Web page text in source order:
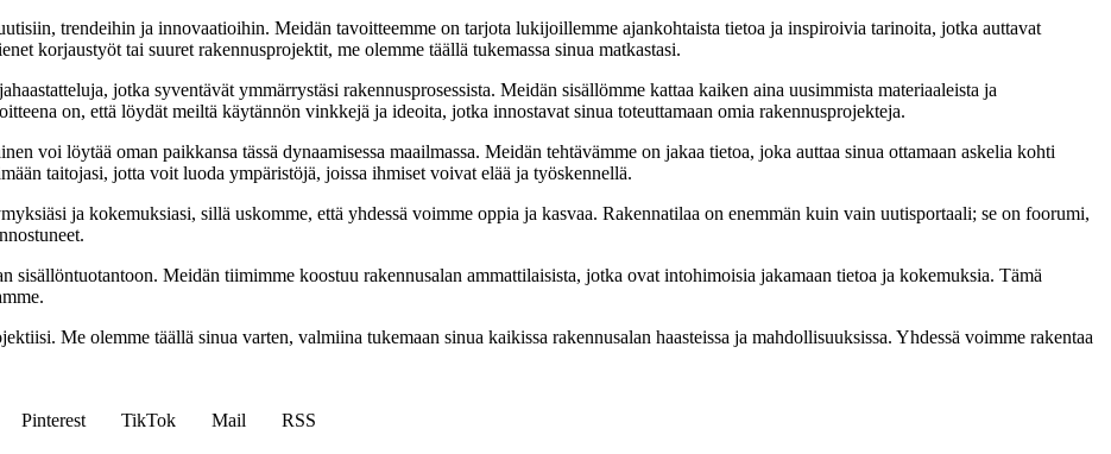
trendeihin ja innovaatioihin. Meidän tavoitteemme on tarjota lukijoillemme ajankohtaista tietoa ja inspiroivia tarinoita, jotka auttavat
korjaustyöt tai suuret rakennusprojektit, me olemme täällä tukemassa sinua matkastasi.
jotka syventävät ymmärrystäsi rakennusprosessista. Meidän sisällömme kattaa kaiken aina uusimmista materiaaleista ja
on, että löydät meiltä käytännön vinkkejä ja ideoita, jotka innostavat sinua toteuttamaan omia rakennusprojekteja.
voi löytää oman paikkansa tässä dynaamisessa maailmassa. Meidän tehtävämme on jakaa tietoa, joka auttaa sinua ottamaan askelia kohti
taitojasi, jotta voit luoda ympäristöjä, joissa ihmiset voivat elää ja työskennellä.
ja kokemuksiasi, sillä uskomme, että yhdessä voimme oppia ja kasvaa. Rakennatilaa on enemmän kuin vain uutisportaali; se on foorumi,
sisällöntuotantoon. Meidän tiimimme koostuu rakennusalan ammattilaisista, jotka ovat intohimoisia jakamaan tietoa ja kokemuksia. Tämä
Me olemme täällä sinua varten, valmiina tukemaan sinua kaikissa rakennusalan haasteissa ja mahdollisuuksissa. Yhdessä voimme rakentaa
Pinterest TikTok Mail
RSS